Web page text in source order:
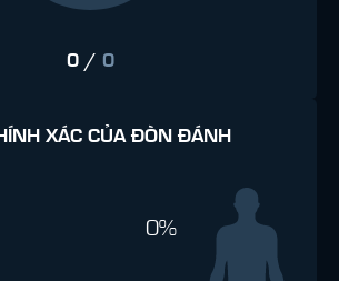
0/ 0
XÁC CỦA ĐÒN ĐÁNH
0%